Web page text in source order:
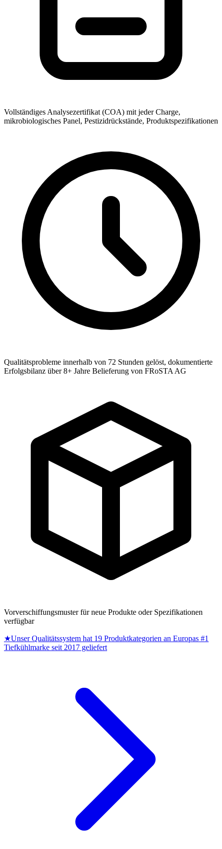
Vollständiges Analysezertifikat (COA) mit jeder Charge,
mikrobiologisches Panel, Pestizidrückstände, Produktspezifikationen
Qualitätsprobleme innerhalb von 72 Stunden gelöst, dokumentierte
Erfolgsbilanz über 8+ Jahre Belieferung von FRoSTA AG
Vorverschiffungsmuster für neue Produkte oder Spezifikationen
verfügbar
★Unser Qualitätssystem hat 19 Produktkategorien an Europas #1
Tiefkühlmarke seit 2017 geliefert